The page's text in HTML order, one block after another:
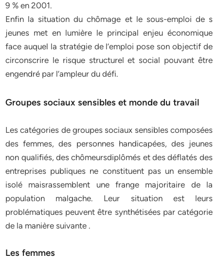
9 % en 2001.
Enfin la situation du chômage et le sous-emploi de s
jeunes met en lumière le principal enjeu économique
face auquel la stratégie de l’emploi pose son objectif de
circonscrire le risque structurel et social pouvant être
engendré par l’ampleur du défi.
Groupes sociaux sensibles et monde du travail
Les catégories de groupes sociaux sensibles composées
des femmes, des personnes handicapées, des jeunes
non qualifiés, des chômeursdiplômés et des déflatés des
entreprises publiques ne constituent pas un ensemble
isolé maisrassemblent une frange majoritaire de la
population malgache. Leur situation est leurs
problématiques peuvent être synthétisées par catégorie
de la manière suivante .
Les femmes